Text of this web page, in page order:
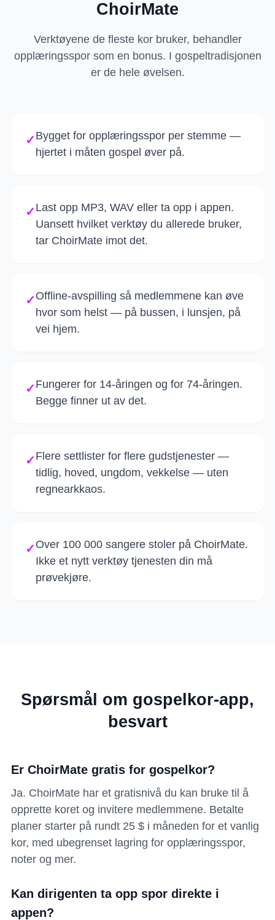
ChoirMate
Verktøyene de fleste kor bruker, behandler
opplæringsspor som en bonus. I gospeltradisjonen
er de hele øvelsen.
✓ Bygget for opplæringsspor per stemme —
hjertet i måten gospel øver på.
✓ Last opp MP3, WAV eller ta opp i appen.
Uansett hvilket verktøy du allerede bruker,
tar ChoirMate imot det.
✓ Offline-avspilling så medlemmene kan øve
hvor som helst — på bussen, i lunsjen, på
vei hjem.
✓ Fungerer for 14-åringen og for 74-åringen.
Begge finner ut av det.
✓ Flere settlister for flere gudstjenester —
tidlig, hoved, ungdom, vekkelse — uten
regnearkkaos.
✓ Over 100 000 sangere stoler på ChoirMate.
Ikke et nytt verktøy tjenesten din må
prøvekjøre.
Spørsmål om gospelkor-app,
besvart
Er ChoirMate gratis for gospelkor?
Ja. ChoirMate har et gratisnivå du kan bruke til å
opprette koret og invitere medlemmene. Betalte
planer starter på rundt 25 $ i måneden for et vanlig
kor, med ubegrenset lagring for opplæringsspor,
noter og mer.
Kan dirigenten ta opp spor direkte i
appen?